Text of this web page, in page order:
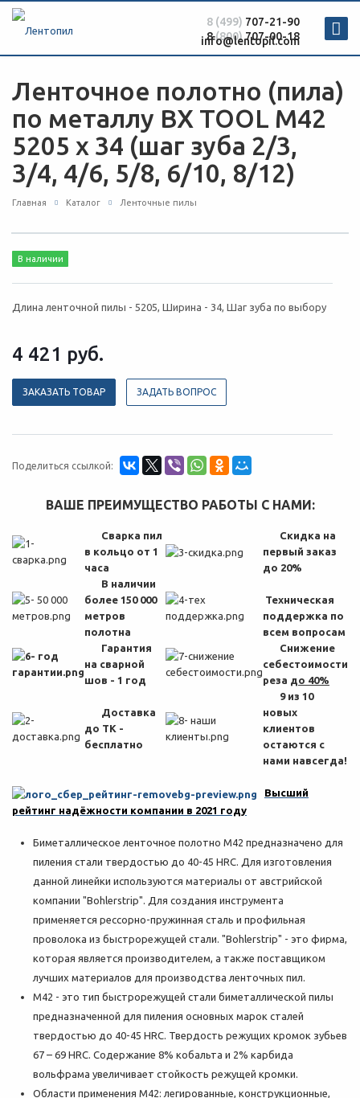
8(800)707-00-18
8 (499) 707-21-90
info@lentopil.com
Ленточное полотно (пила)
по металлу BX TOOL M42
5205 х 34 (шаг зуба 2/3,
3/4, 4/6, 5/8, 6/10, 8/12)
Главная Каталог Ленточные пилы
В наличии
Длина ленточной пилы - 5205, Ширина - 34, Шаг зуба по выбору
4 421 руб.
ЗАКАЗАТЬ ТОВАР ЗАДАТЬ ВОПРОС
Поделиться ссылкой:
ВАШЕ ПРЕИМУЩЕСТВО РАБОТЫ С НАМИ:
Сварка пил
в кольцо от 1
часа
Скидка на
первый заказ
до 20%
В наличии
более 150 000
метров
полотна
Техническая
поддержка по
всем вопросам
Гарантия
на сварной
шов - 1 год
Снижение
себестоимости
реза до 40%
Доставка
до ТК -
бесплатно
9 из 10
новых
клиентов
остаются с
нами навсегда!
Высший
рейтинг надёжности компании в 2021 году
Биметаллическое ленточное полотно M42 предназначено для
пиления стали твердостью до 40-45 HRC. Для изготовления
данной линейки используются материалы от австрийской
компании "Bohlerstrip". Для создания инструмента
применяется рессорно-пружинная сталь и профильная
проволока из быстрорежущей стали. "Bohlerstrip" - это фирма,
которая является производителем, а также поставщиком
лучших материалов для производства ленточных пил.
M42 - это тип быстрорежущей стали биметаллической пилы
предназначенной для пиления основных марок сталей
твердостью до 40-45 HRC. Твердость режущих кромок зубьев
67 – 69 HRC. Содержание 8% кобальта и 2% карбида
вольфрама увеличивает стойкость режущей кромки.
Области применения М42: легированные, конструкционные,